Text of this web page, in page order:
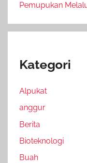
Pemupukan
Kategori
Alpukat
anggur
Berita
Bioteknologi
Buah